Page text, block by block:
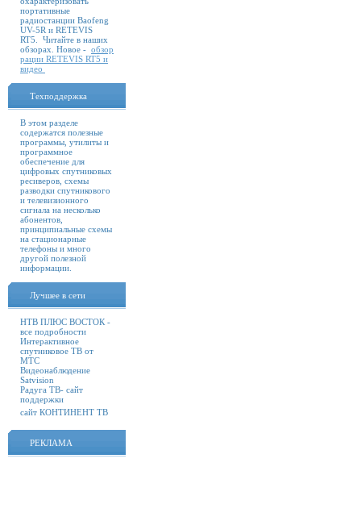
портативные
радиостанции Baofeng
UV-5R и RETEVIS
RT5. Читайте в наших
обзорах. Новое - обзор
рации RETEVIS RT5 и
видео
Техподдержка
В этом разделе
содержатся полезные
программы, утилиты и
программное
обеспечение для
цифровых спутниковых
ресиверов, схемы
разводки спутникового
и телевизионного
сигнала на несколько
абонентов,
принципиальные схемы
на стационарные
телефоны и много
другой полезной
информации.
Лучшее в сети
НТВ ПЛЮС ВОСТОК -
все подробности
Интерактивное
спутниковое ТВ от
МТС
Видеонаблюдение
Satvision
Радуга ТВ- сайт
поддержки
сайт КОНТИНЕНТ ТВ
РЕКЛАМА